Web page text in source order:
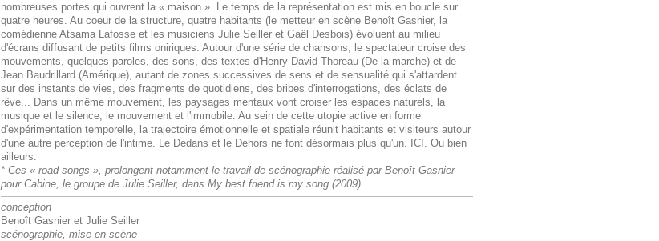
nombreuses portes qui ouvrent la « maison ». Le temps de la représentation est mis en boucle sur
quatre heures. Au coeur de la structure, quatre habitants (le metteur en scène Benoît Gasnier, la
comédienne Atsama Lafosse et les musiciens Julie Seiller et Gaël Desbois) évoluent au milieu
d'écrans diffusant de petits films oniriques. Autour d'une série de chansons, le spectateur croise des
mouvements, quelques paroles, des sons, des textes d'Henry David Thoreau (De la marche) et de
Jean Baudrillard (Amérique), autant de zones successives de sens et de sensualité qui s'attardent
sur des instants de vies, des fragments de quotidiens, des bribes d'interrogations, des éclats de
rêve... Dans un même mouvement, les paysages mentaux vont croiser les espaces naturels, la
musique et le silence, le mouvement et l'immobile. Au sein de cette utopie active en forme
d'expérimentation temporelle, la trajectoire émotionnelle et spatiale réunit habitants et visiteurs autour
d'une autre perception de l'intime. Le Dedans et le Dehors ne font désormais plus qu'un. ICI. Ou bien
ailleurs.
* Ces « road songs », prolongent notamment le travail de scénographie réalisé par Benoît Gasnier
pour Cabine, le groupe de Julie Seiller, dans My best friend is my song (2009).
conception
Benoît Gasnier et Julie Seiller
scénographie, mise en scène